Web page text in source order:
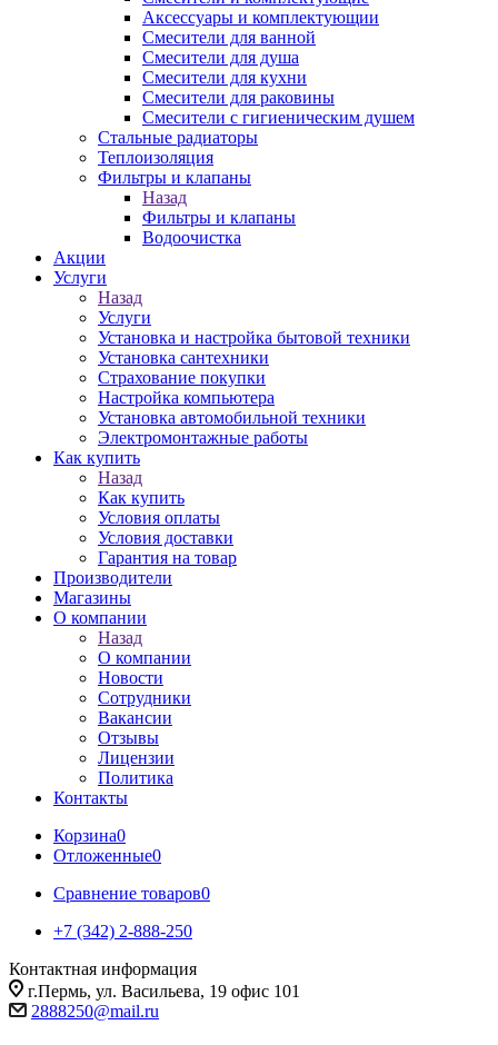
Аксессуары и комплектующии
Смесители для ванной
Смесители для душа
Смесители для кухни
Смесители для раковины
Смесители с гигиеническим душем
Стальные радиаторы
Теплоизоляция
Фильтры и клапаны
Назад
Фильтры и клапаны
Водоочистка
Акции
Услуги
Назад
Услуги
Установка и настройка бытовой техники
Установка сантехники
Страхование покупки
Настройка компьютера
Установка автомобильной техники
Электромонтажные работы
Как купить
Назад
Как купить
Условия оплаты
Условия доставки
Гарантия на товар
Производители
Магазины
О компании
Назад
О компании
Новости
Сотрудники
Вакансии
Отзывы
Лицензии
Политика
Контакты
Корзина0
Отложенные0
Сравнение товаров0
+7 (342) 2-888-250
Контактная информация
г.Пермь, ул. Васильева, 19 офис 101
2888250@mail.ru